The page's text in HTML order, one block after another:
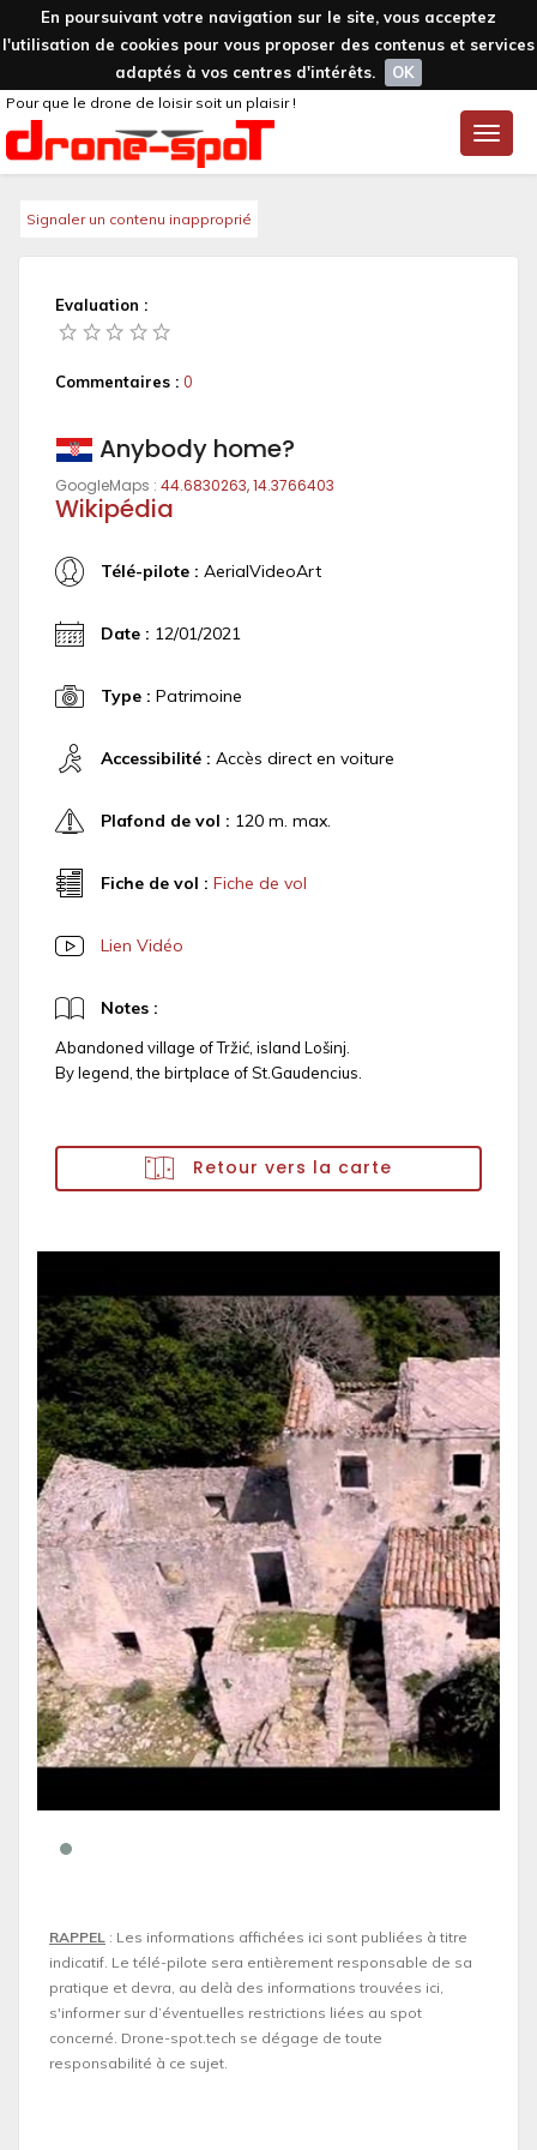
En poursuivant votre navigation sur le site, vous acceptez
l'utilisation de cookies pour vous proposer des contenus et services
adaptés à vos centres d'intérêts.
OK
Toggle
Pour que le drone de loisir soit un plaisir !
Signaler un contenu inapproprié
Evaluation :
Commentaires : 0
Anybody home?
GoogleMaps : 44.6830263, 14.3766403
Wikipédia
Télé-pilote : AerialVideoArt
Date : 12/01/2021
Type : Patrimoine
Accessibilité : Accès direct en voiture
Plafond de vol : 120 m. max.
Fiche de vol : Fiche de vol
Lien Vidéo
Notes :
Abandoned village of Tržić, island Lošinj.
By legend, the birtplace of St.Gaudencius.
Retour vers la carte
RAPPEL : Les informations affichées ici sont publiées à titre
indicatif. Le télé-pilote sera entièrement responsable de sa
pratique et devra, au delà des informations trouvées ici,
s'informer sur d’éventuelles restrictions liées au spot
concerné. Drone-spot.tech se dégage de toute
responsabilité à ce sujet.